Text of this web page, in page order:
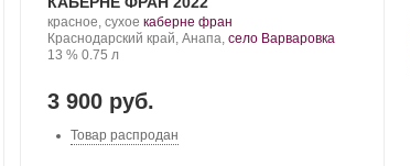
Производитель:
Mantra
Estate.
красное, сухое .
Сорт
каберне фран
Регион:
Краснодарский край, Анапа, село Варваровка
Крепость
13 %. Объем
0.75 л
3 900 руб.
Товар распродан